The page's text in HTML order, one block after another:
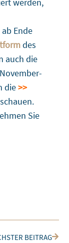
werden,
Ende
des
auch die
die>>
Sie
BEITRAG